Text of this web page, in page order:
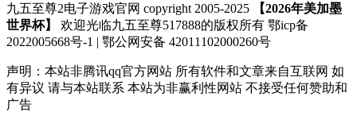
九五至尊2电子游戏官网 copyright 2005-2025
【2026年美加墨
世界杯】
欢迎光临九五至尊517888的版权所有 鄂icp备
2022005668号-1 | 鄂公网安备 42011102000260号
声明： 本站非腾讯qq官方网站 所有软件和文章来自互联网 如
有异议 请与本站联系 本站为非赢利性网站 不接受任何赞助和
广告